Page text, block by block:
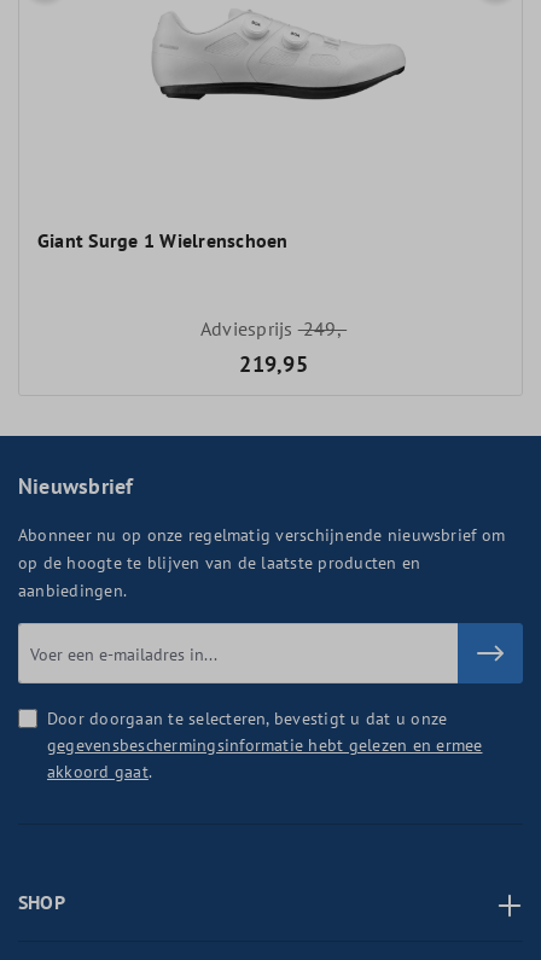
Giant Surge 1 Wielrenschoen
Adviesprijs249,-
219,95
Nieuwsbrief
Abonneer nu op onze regelmatig verschijnende nieuwsbrief om
op de hoogte te blijven van de laatste producten en
aanbiedingen.
Door doorgaan te selecteren, bevestigt u dat u onze
gegevensbeschermingsinformatie hebt gelezen en ermee
akkoord gaat.
SHOP